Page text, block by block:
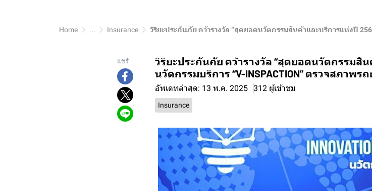
Home ... Insurance วิริยะประกันภัย คว้ารางวัล “สุดยอดนวัตกรรมสินค้าและบริการแห่งปี
แชร์
วิริยะประกันภัย คว้ารางวัล “สุดยอดนวัตกรรมสิ
นวัตกรรมบริการ “V-INSPACTION” ตรวจสภาพ
อัพเดทล่าสุด: 13 พ.ค. 2025 312 ผู้เข้าชม
Insurance